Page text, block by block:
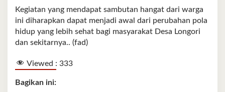
Kegiatan yang mendapat sambutan hangat dari warga
ini diharapkan dapat menjadi awal dari perubahan pola
hidup yang lebih sehat bagi masyarakat Desa Longori
dan sekitarnya.. (fad)
Viewed : 333
Bagikan ini: